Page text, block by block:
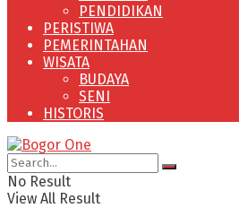
PENDIDIKAN
PERISTIWA
PEMERINTAHAN
WISATA
BUDAYA
SENI
HISTORIS
No Result
View All Result